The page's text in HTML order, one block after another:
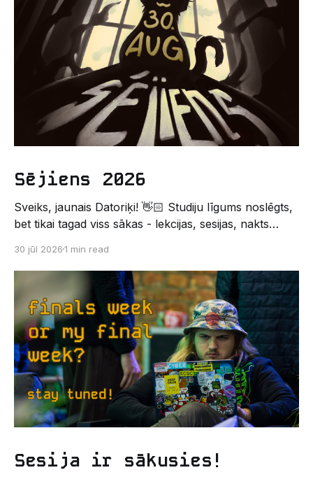
Sējiens 2026
Sveiks, jaunais Datoriķi! 👋🏻 Studiju līgums noslēgts,
bet tikai tagad viss sākas - lekcijas, sesijas, nakts
Un kas gan būtu labāks veids, kā iepazīt savu jauno
dzīvi LU EZTF datoriķu vidē, par došanos uz
leģendāro “Sējienu”? 🐱 Šī pirmsaristoteļa nometne
palīdzēs tev iegūt pirmos draugus, ieskatu studenta
30 jūl 20261 min read
Sesija ir sākusies!